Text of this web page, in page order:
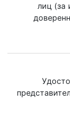
лиц (за